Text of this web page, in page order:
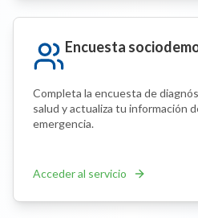
Encuesta
Completa la encuesta de
salud y actualiza tu información
emergencia.
Acceder al servicio